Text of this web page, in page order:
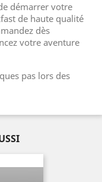
démarrer votre
de haute qualité
dès
votre aventure
pas lors des